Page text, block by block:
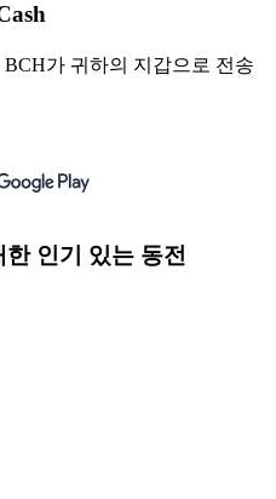
가 귀하의 지갑으로 전송
인기 있는 동전